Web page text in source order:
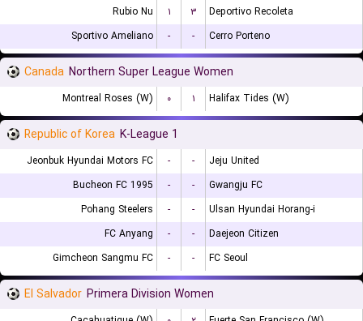
Rubio Nu ۱ ۳
Deportivo Recoleta
Sportivo Ameliano
- - Cerro Porteno
Canada Northern Super League Women
Montreal Roses (W) ۰ ۱ Halifax Tides (W)
Republic of Korea K-League 1
Jeonbuk Hyundai Motors FC - -
Jeju United
Bucheon FC 1995
- -
Gwangju FC
Pohang Steelers
- -
Ulsan Hyundai Horang-i
FC Anyang
- -
Daejeon Citizen
Gimcheon Sangmu FC
- - FC Seoul
El Salvador Primera Division Women